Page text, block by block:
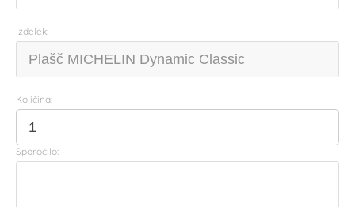
Izdelek:
Količina:
Sporočilo: